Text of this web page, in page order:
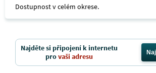
Dostupnost v celém okrese.
Najděte si připojení k internetu
provaši adresu